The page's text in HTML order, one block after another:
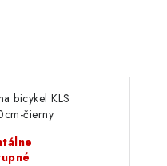
bicykel KLS
čierny